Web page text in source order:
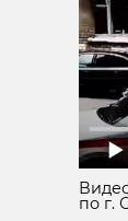
по г.